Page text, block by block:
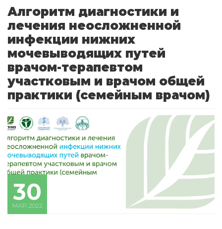
Алгоритм диагностики и
лечения неосложненной
инфекции нижних
мочевыводящих путей
врачом-терапевтом
участковым и врачом общей
практики (семейным врачом)
30
МАР, 2022